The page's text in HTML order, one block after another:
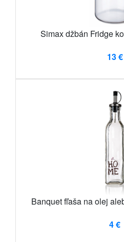
Simax džbán Fridge
13 €
Banquet fľaša na olej
4 €